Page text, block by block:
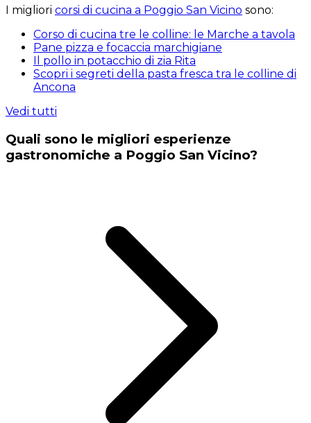
I migliori corsi di cucina a Poggio San Vicino sono:
Corso di cucina tre le colline: le Marche a tavola
Pane pizza e focaccia marchigiane
Il pollo in potacchio di zia Rita
Scopri i segreti della pasta fresca tra le colline di
Ancona
Vedi tutti
Quali sono le migliori esperienze
gastronomiche a Poggio San Vicino?